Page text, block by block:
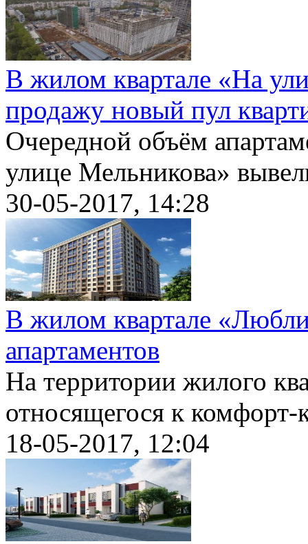
В жилом квартале «На
продажу новый пул
Очередной объём
улице Мельникова»
30-05-2017, 14:28
В жилом квартале
апартаментов
На территории жилого
относящегося к комфорт-
18-05-2017, 12:04